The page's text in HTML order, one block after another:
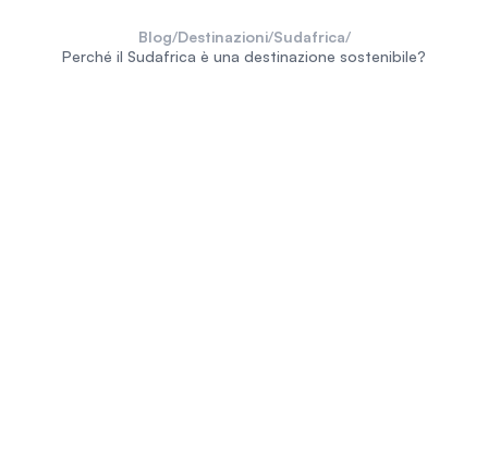
Blog/Destinazioni/Sudafrica/
Perché il Sudafrica è una destinazione sostenibile?